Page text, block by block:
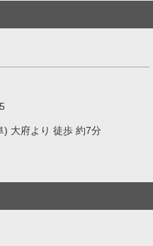
) 大府より 徒歩 約7分